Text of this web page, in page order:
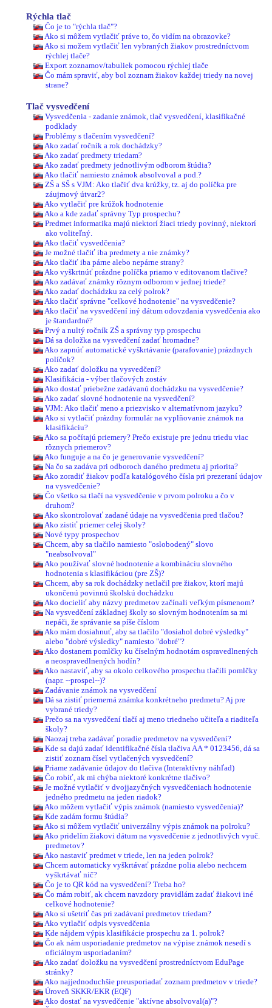
Rýchla tlač
Čo je to "rýchla tlač"?
Ako si môžem vytlačiť práve to, čo vidím na obrazovke?
Ako si možem vytlačiť len vybraných žiakov prostredníctvom
rýchlej tlače?
Export zoznamov/tabuliek pomocou rýchlej tlače
Čo mám spraviť, aby bol zoznam žiakov každej triedy na novej
strane?
Tlač vysvedčení
Vysvedčenia - zadanie známok, tlač vysvedčení, klasifikačné
podklady
Problémy s tlačením vysvedčení?
Ako zadať ročník a rok dochádzky?
Ako zadať predmety triedam?
Ako zadať predmety jednotlivým odborom štúdia?
Ako tlačiť namiesto známok absolvoval a pod.?
ZŠ a SŠ s VJM: Ako tlačiť dva krúžky, tz. aj do políčka pre
záujmový útvar2?
Ako vytlačiť pre krúžok hodnotenie
Ako a kde zadať správny Typ prospechu?
Predmet informatika majú niektorí žiaci triedy povinný, niektorí
ako voliteľný.
Ako tlačiť vysvedčenia?
Je možné tlačiť iba predmety a nie známky?
Ako tlačiť iba párne alebo nepárne strany?
Ako vyškrtnúť prázdne políčka priamo v editovanom tlačive?
Ako zadávať známky rôznym odborom v jednej triede?
Ako zadať dochádzku za celý polrok?
Ako tlačiť správne "celkové hodnotenie" na vysvedčenie?
Ako tlačiť na vysvedčení iný dátum odovzdania vysvedčenia ako
je štandardné?
Prvý a nultý ročník ZŠ a správny typ prospechu
Dá sa doložka na vysvedčení zadať hromadne?
Ako zapnúť automatické vyškrtávanie (parafovanie) prázdnych
políčok?
Ako zadať doložku na vysvedčení?
Klasifikácia - výber tlačových zostáv
Ako dostať priebežne zadávanú dochádzku na vysvedčenie?
Ako zadať slovné hodnotenie na vysvedčení?
VJM: Ako tlačiť meno a priezvisko v alternatívnom jazyku?
Ako si vytlačiť prázdny formulár na vyplňovanie známok na
klasifikáciu?
Ako sa počítajú priemery? Prečo existuje pre jednu triedu viac
rôznych priemerov?
Ako funguje a na čo je generovanie vysvedčení?
Na čo sa zadáva pri odboroch daného predmetu aj priorita?
Ako zoradiť žiakov podľa katalógového čísla pri prezeraní údajov
na vysvedčenie?
Čo všetko sa tlačí na vysvedčenie v prvom polroku a čo v
druhom?
Ako skontrolovať zadané údaje na vysvedčenia pred tlačou?
Ako zistiť priemer celej školy?
Nové typy prospechov
Chcem, aby sa tlačilo namiesto "oslobodený" slovo
"neabsolvoval"
Ako používať slovné hodnotenie a kombináciu slovného
hodnotenia s klasifikáciou (pre ZŠ)?
Chcem, aby sa rok dochádzky netlačil pre žiakov, ktorí majú
ukončenú povinnú školskú dochádzku
Ako docieliť aby názvy predmetov začínali veľkým písmenom?
Na vysvedčení základnej školy so slovným hodnotením sa mi
nepáči, že správanie sa píše číslom
Ako mám dosiahnuť, aby sa tlačilo "dosiahol dobré výsledky"
alebo "dobré výsledky" namiesto "dobré"?
Ako dostanem pomlčky ku číselným hodnotám ospravedlnených
a neospravedlnených hodín?
Ako nastaviť, aby sa okolo celkového prospechu tlačili pomlčky
(napr. --prospel--)?
Zadávanie známok na vysvedčení
Dá sa zistiť priemerná známka konkrétneho predmetu? Aj pre
vybrané triedy?
Prečo sa na vysvedčení tlačí aj meno triedneho učiteľa a riaditeľa
školy?
Naozaj treba zadávať poradie predmetov na vysvedčení?
Kde sa dajú zadať identifikačné čísla tlačiva AA * 0123456, dá sa
zistiť zoznam čísel vytlačených vysvedčení?
Priame zadávanie údajov do tlačiva (Interaktívny náhľad)
Čo robiť, ak mi chýba niektoré konkrétne tlačivo?
Je možné vytlačiť v dvojjazyčných vysvedčeniach hodnotenie
jedného predmetu na jeden riadok?
Ako môžem vytlačiť výpis známok (namiesto vysvedčenia)?
Kde zadám formu štúdia?
Ako si môžem vytlačiť univerzálny výpis známok na polroku?
Ako pridelím žiakovi dátum na vysvedčenie z jednotlivých vyuč.
predmetov?
Ako nastaviť predmet v triede, len na jeden polrok?
Chcem automaticky vyškrtávať prázdne polia alebo nechcem
vyškrtávať nič?
Čo je to QR kód na vysvedčení? Treba ho?
Čo mám robiť, ak chcem navzdory pravidlám zadať žiakovi iné
celkové hodnotenie?
Ako si ušetriť čas pri zadávaní predmetov triedam?
Ako vytlačiť odpis vysvedčenia
Kde nájdem výpis klasifikácie prospechu za 1. polrok?
Čo ak nám usporiadanie predmetov na výpise známok nesedí s
oficiálnym usporiadaním?
Ako zadať doložku na vysvedčení prostredníctvom EduPage
stránky?
Ako najjednoduchšie preusporiadať zoznam predmetov v triede?
Úroveň SKKR/EKR (EQF)
Ako dostať na vysvedčenie "aktívne absolvoval(a)"?